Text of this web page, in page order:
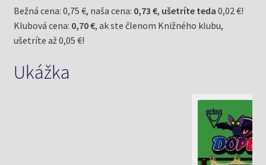
Bežná cena: 0,75 €, naša cena: 0,73 €, ušetríte teda 0,02 €!
Klubová cena: 0,70 €, ak ste členom Knižného klubu,
ušetríte až 0,05 €!
Ukážka